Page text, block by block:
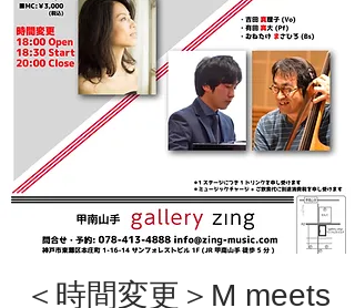
＜時間変更＞M meets